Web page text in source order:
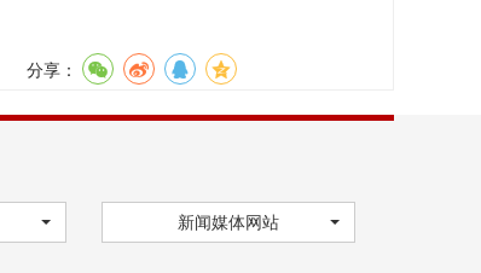
分享：
新闻媒体网站